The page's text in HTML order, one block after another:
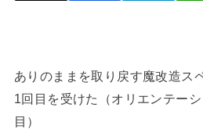
ありのままを取り戻す魔改造ス
1回目を受けた（オリエンテー
目）